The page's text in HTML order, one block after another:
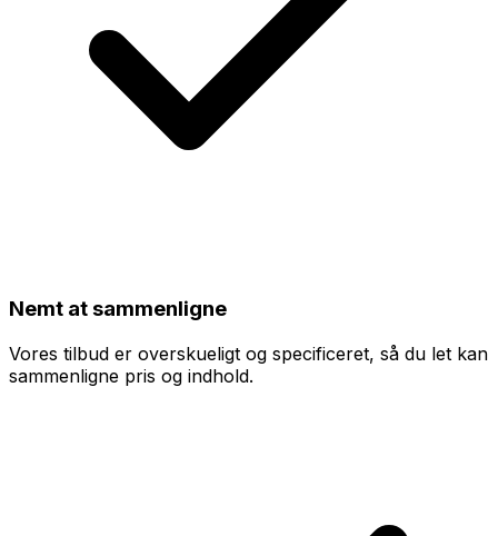
Nemt at sammenligne
Vores tilbud er overskueligt og specificeret, så du let kan
sammenligne pris og indhold.